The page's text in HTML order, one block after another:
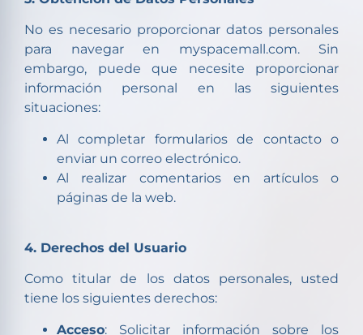
No es necesario proporcionar datos personales
para navegar en myspacemall.com. Sin
embargo, puede que necesite proporcionar
información personal en las siguientes
situaciones:
Al completar formularios de contacto o
enviar un correo electrónico.
Al realizar comentarios en artículos o
páginas de la web.
4. Derechos del Usuario
Como titular de los datos personales, usted
tiene los siguientes derechos:
Acceso: Solicitar información sobre los